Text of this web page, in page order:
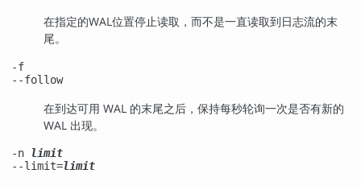
在指定的WAL位置停止读取，而不是一直读取到日志流的末
尾。
-f
--follow
在到达可用 WAL 的末尾之后，保持每秒轮询一次是否有新的
WAL 出现。
-n limit
--limit=limit